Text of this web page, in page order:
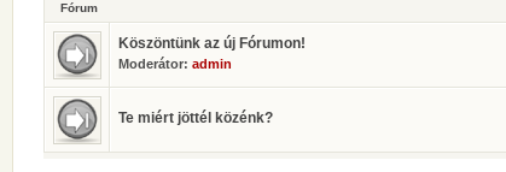
Fórum
Köszöntünk az új Fórumon!
Moderátor: admin
Te miért jöttél közénk?